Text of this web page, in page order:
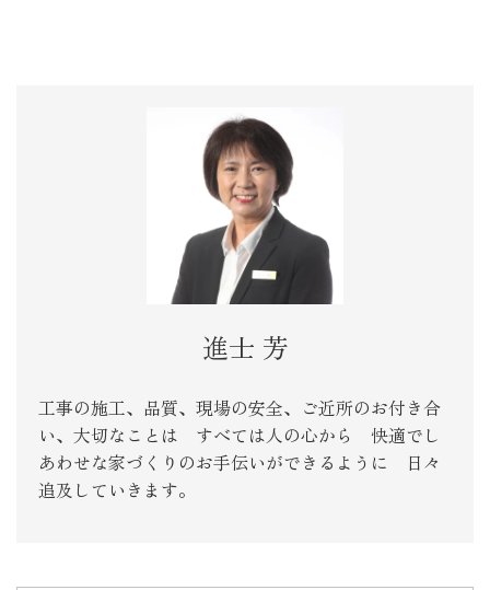
進士 芳
工事の施工、品質、現場の安全、ご近所のお付き合
い、大切なことは すべては人の心から 快適でし
あわせな家づくりのお手伝いができるように 日々
追及していきます。